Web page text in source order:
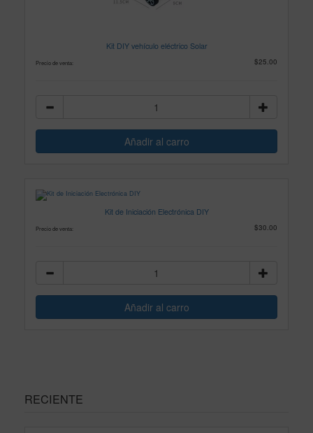
Kit DIY vehículo eléctrico Solar
Precio de venta: $25.00
Kit de Iniciación Electrónica DIY
Precio de venta: $30.00
RECIENTE